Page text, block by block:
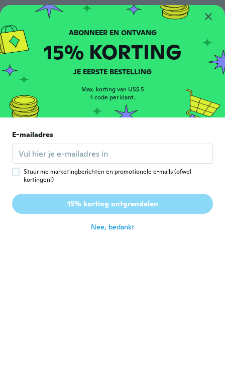
Carola
· 1
ongeveer 5 jaar geleden
종진
Lid geworden van 2020 · 188 beoordelingen
T
Lid geworden van
· 29 beoordelingen · 5 uploads
Was a little tangled up but got it working
ok. Very fine chain.
ongeveer 5 jaar geleden
M Mark
Lid geworden van 2016 · 28 beoordelingen
ABONNEER EN ONTVANG
15% KORTING
JE EERSTE BESTELLING
Max. korting van US$ 5
1 code per klant.
E-mailadres
Stuur me marketingberichten en promotionele e-mails (ofwel
kortingen!)
15% korting ontgrendelen
Nee, bedankt